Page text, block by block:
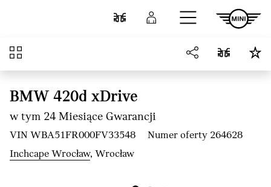
Przejdź do głównej treści
Porównaj Zaloguj się
Przegląd
BMW 420d xDrive
w tym 24 Miesiące Gwarancji
VIN WBA51FR000FV33548
Numer oferty 264628
Inchcape Wrocław, Wrocław